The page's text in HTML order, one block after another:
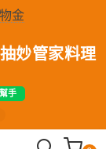
金
妙管家料理
手